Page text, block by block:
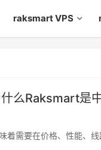
raksmart VPS
么Raksmart是
着需要在价格、性能、